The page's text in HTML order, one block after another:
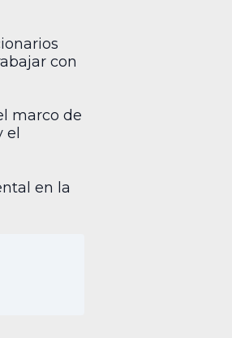
con
marco de
en la